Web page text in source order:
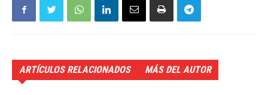
ARTÍCULOS RELACIONADOS MÁS DEL AUTOR